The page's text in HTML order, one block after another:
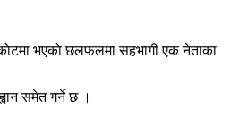
भएको छलफलमा सहभागी एक नेताका
समेत गर्ने छ ।